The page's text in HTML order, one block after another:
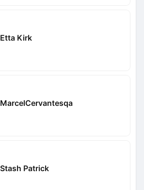
Etta Kirk
MarcelCervantesqa
Stash Patrick